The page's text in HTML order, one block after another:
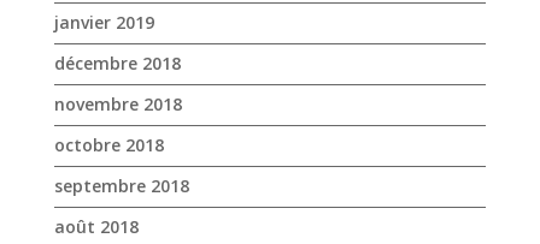
janvier 2019
décembre 2018
novembre 2018
octobre 2018
septembre 2018
août 2018